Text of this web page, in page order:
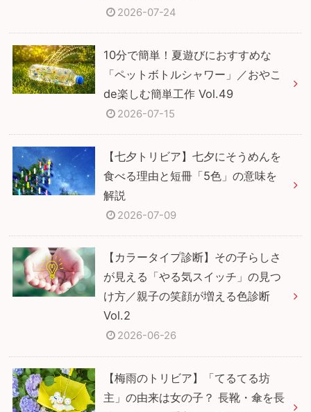
2026-07-24
10分で簡単！夏遊びにおすすめな
「ペットボトルシャワー」／おやこ
de楽しむ簡単工作 Vol.49
2026-07-15
【七夕トリビア】七夕にそうめんを
食べる理由と短冊「5色」の意味を
解説
2026-07-09
【カラータイプ診断】その子らしさ
が見える「やる気スイッチ」の見つ
け方／親子の笑顔が増える色診断
Vol.2
2026-06-26
【梅雨のトリビア】「てるてる坊
主」の由来は女の子？ 長靴・傘を長